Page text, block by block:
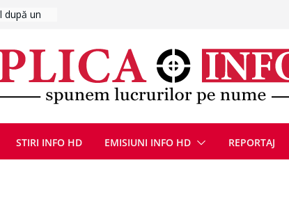
reunite
la cea de-
de
înSTIRI INFO HD EMISIUNI INFO HD REPORTAJ